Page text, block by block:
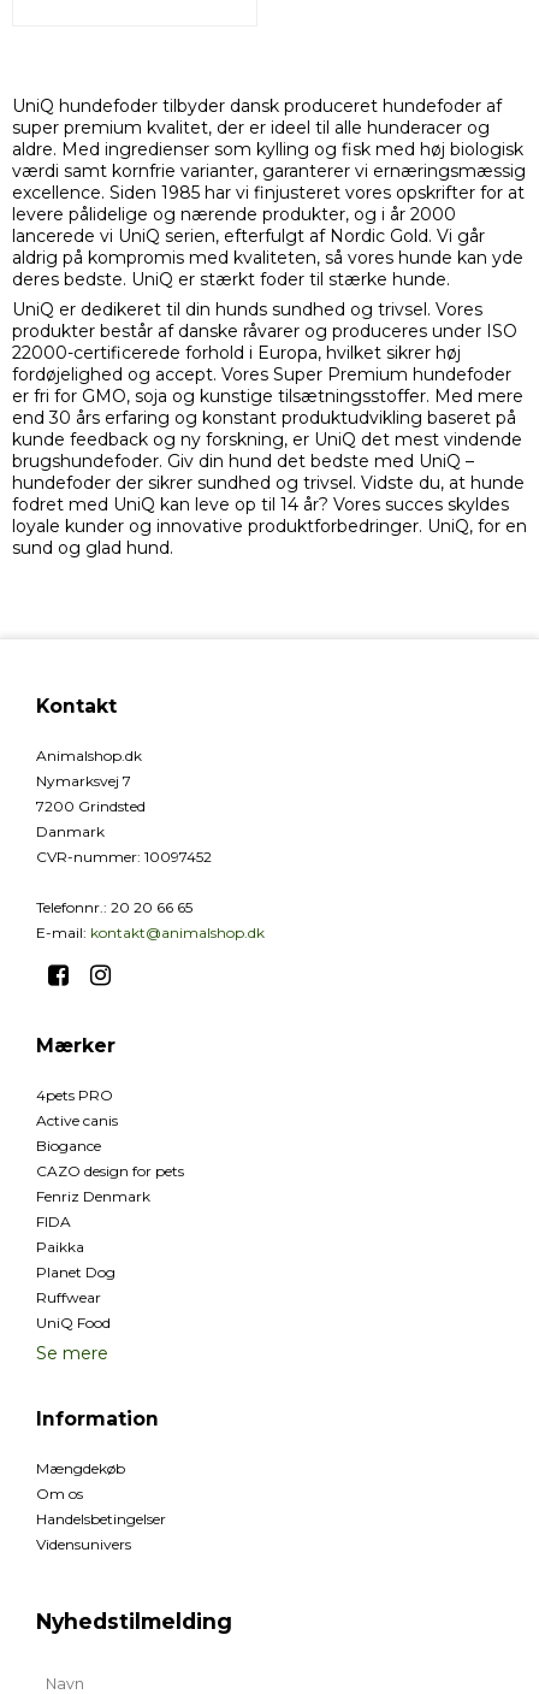
UniQ hundefoder tilbyder dansk produceret hundefoder af
super premium kvalitet, der er ideel til alle hunderacer og
aldre. Med ingredienser som kylling og fisk med høj biologisk
værdi samt kornfrie varianter, garanterer vi ernæringsmæssig
excellence. Siden 1985 har vi finjusteret vores opskrifter for at
levere pålidelige og nærende produkter, og i år 2000
lancerede vi UniQ serien, efterfulgt af Nordic Gold. Vi går
aldrig på kompromis med kvaliteten, så vores hunde kan yde
deres bedste. UniQ er stærkt foder til stærke hunde.
UniQ er dedikeret til din hunds sundhed og trivsel. Vores
produkter består af danske råvarer og produceres under ISO
22000-certificerede forhold i Europa, hvilket sikrer høj
fordøjelighed og accept. Vores Super Premium hundefoder
er fri for GMO, soja og kunstige tilsætningsstoffer. Med mere
end 30 års erfaring og konstant produktudvikling baseret på
kunde feedback og ny forskning, er UniQ det mest vindende
brugshundefoder. Giv din hund det bedste med UniQ –
hundefoder der sikrer sundhed og trivsel. Vidste du, at hunde
fodret med UniQ kan leve op til 14 år? Vores succes skyldes
loyale kunder og innovative produktforbedringer. UniQ, for en
sund og glad hund.
Kontakt
Animalshop.dk
Nymarksvej 7
7200 Grindsted
Danmark
CVR-nummer: 10097452
Telefonnr. : 20 20 66 65
E-mail: kontakt@animalshop.dk
Mærker
4pets PRO
Active canis
Biogance
CAZO design for pets
Fenriz Denmark
FIDA
Paikka
Planet Dog
Ruffwear
UniQ Food
Se mere
Information
Mængdekøb
Om os
Handelsbetingelser
Vidensunivers
Nyhedstilmelding